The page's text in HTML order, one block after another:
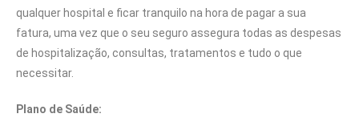
qualquer hospital e ficar tranquilo na hora de pagar a sua
fatura, uma vez que o seu seguro assegura todas as despesas
de hospitalização, consultas, tratamentos e tudo o que
necessitar.
Plano de Saúde: